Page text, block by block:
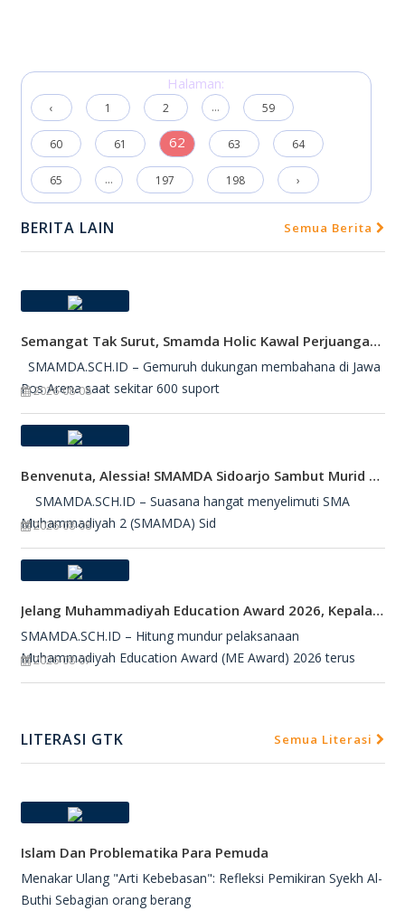
Halaman:
‹ 1 2 ... 59
60 61 62 63 64
65 ... 197 198 ›
BERITA LAIN Semua Berita
Semangat Tak Surut, Smamda Holic Kawal Perjuangan Tim Basket Smamda Di DBL 2026
SMAMDA.SCH.ID – Gemuruh dukungan membahana di Jawa
Pos Arena saat sekitar 600 suport
2026-08-08
Benvenuta, Alessia! SMAMDA Sidoarjo Sambut Murid Pertukaran Pelajar Dari Italia
SMAMDA.SCH.ID – Suasana hangat menyelimuti SMA
Muhammadiyah 2 (SMAMDA) Sid
2026-08-08
Jelang Muhammadiyah Education Award 2026, Kepala SMAMDA Sidoarjo Suntik Semangat Kontingen
SMAMDA.SCH.ID – Hitung mundur pelaksanaan
Muhammadiyah Education Award (ME Award) 2026 terus
2026-08-07
LITERASI GTK Semua Literasi
Islam Dan Problematika Para Pemuda
Menakar Ulang "Arti Kebebasan": Refleksi Pemikiran Syekh Al-
Buthi Sebagian orang berang